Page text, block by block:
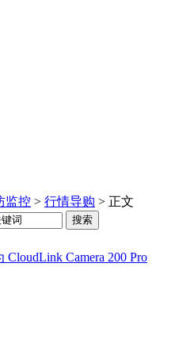
监控 > 行情导购 > 正文
CloudLink Camera 200 Pro